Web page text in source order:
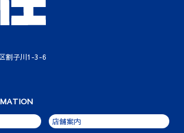
割子川1-3-6
店舗案内